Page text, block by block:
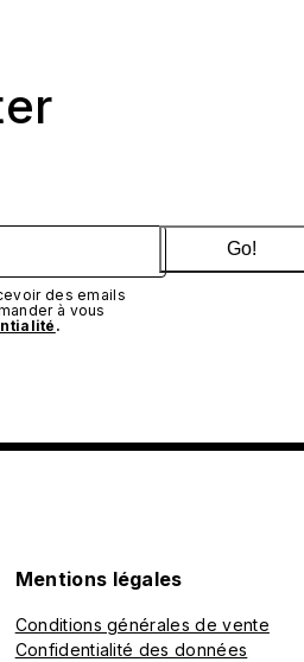
des emails
à vous
.
Go!
Mentions légales
Conditions générales de vente
Confidentialité des données